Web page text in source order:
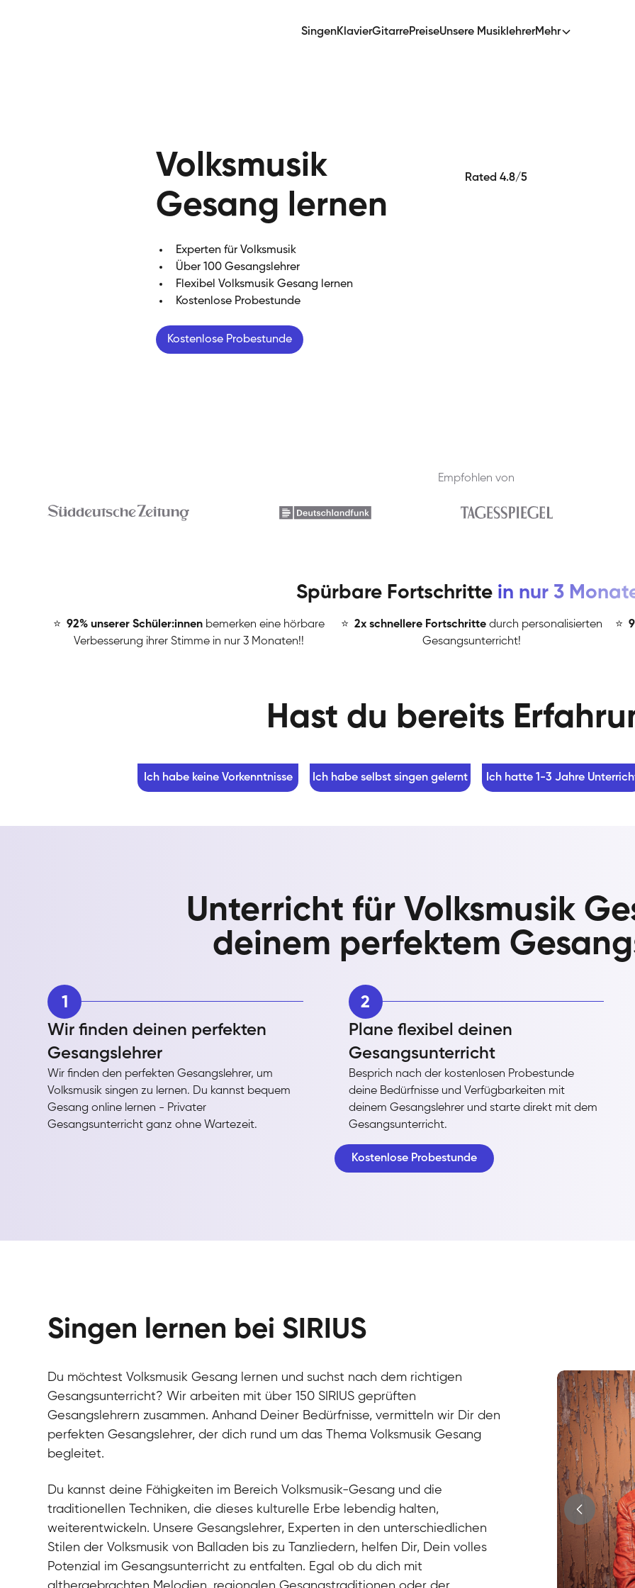
SingenKlavierGitarrePreiseUnsere MusiklehrerMehr
Volksmusik
Gesang lernen
Experten für Volksmusik
Über 100 Gesangslehrer
Flexibel Volksmusik Gesang lernen
Kostenlose Probestunde
Kostenlose Probestunde
Rated 4.8/5
Empfohlen von
Spürbare Fortschritte in nur 3
⭐ ️92% unserer Schüler:innen bemerken eine hörbare
Verbesserung ihrer Stimme in nur 3 Monaten!!
⭐ ️2x schnellere Fortschritte durch personalisierten
Gesangsunterricht!
⭐
Hast du bereits
Ich habe keine Vorkenntnisse Ich habe selbst singen gelernt Ich hatte 1-3 Jahre
Unterricht für Volksmusik
deinem perfektem
1
Wir finden deinen perfekten
Gesangslehrer
Wir finden den perfekten Gesangslehrer, um
Volksmusik singen zu lernen. Du kannst bequem
Gesang online lernen - Privater
Gesangsunterricht ganz ohne Wartezeit.
2
Plane flexibel deinen
Gesangsunterricht
Besprich nach der kostenlosen Probestunde
deine Bedürfnisse und Verfügbarkeiten mit
deinem Gesangslehrer und starte direkt mit dem
Gesangsunterricht.
Kostenlose Probestunde
Singen lernen bei SIRIUS
Du möchtest Volksmusik Gesang lernen und suchst nach dem richtigen
Gesangsunterricht? Wir arbeiten mit über 150 SIRIUS geprüften
Gesangslehrern zusammen. Anhand Deiner Bedürfnisse, vermitteln wir Dir den
perfekten Gesangslehrer, der dich rund um das Thema Volksmusik Gesang
begleitet.
Du kannst deine Fähigkeiten im Bereich Volksmusik-Gesang und die
traditionellen Techniken, die dieses kulturelle Erbe lebendig halten,
weiterentwickeln. Unsere Gesangslehrer, Experten in den unterschiedlichen
Stilen der Volksmusik von Balladen bis zu Tanzliedern, helfen Dir, Dein volles
Potenzial im Gesangsunterricht zu entfalten. Egal ob du dich mit
Stefan
Gesang /